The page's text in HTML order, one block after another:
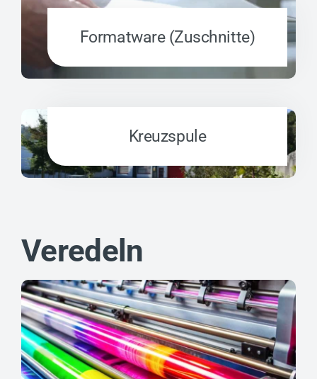
Formatware (Zuschnitte)
Kreuzspule
Veredeln